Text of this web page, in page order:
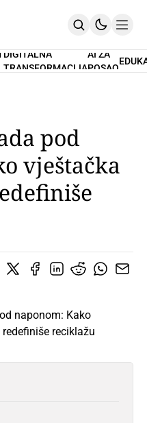
DIGITALNA
TRANSFORMACIJA
AI ZA
POSAO
pod
vještačka